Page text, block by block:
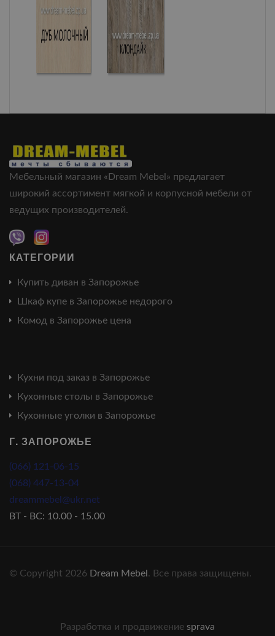
Мебельный магазин «Dream Mebel» предлагает
широкий ассортимент мягкой и корпусной мебели от
ведущих производителей.
КАТЕГОРИИ
Купить диван в Запорожье
Шкаф купе в Запорожье недорого
Комод в Запорожье цена
Кухни под заказ в Запорожье
Кухонные столы в Запорожье
Кухонные уголки в Запорожье
Г. ЗАПОРОЖЬЕ
(066) 121-06-15
(068) 447-13-04
dreammebel@ukr.net
ВТ - ВС: 10.00 - 15.00
© Copyright 2026 Dream Mebel . Все права защищены.
Разработка и продвижение sprava